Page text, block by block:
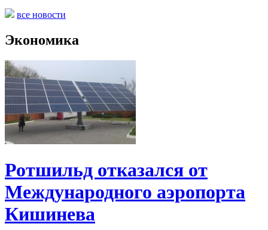
все новости
Экономика
Ротшильд отказался от
Международного аэропорта
Кишинева